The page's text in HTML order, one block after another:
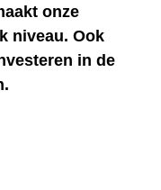
onze
niveau. Ook
in de